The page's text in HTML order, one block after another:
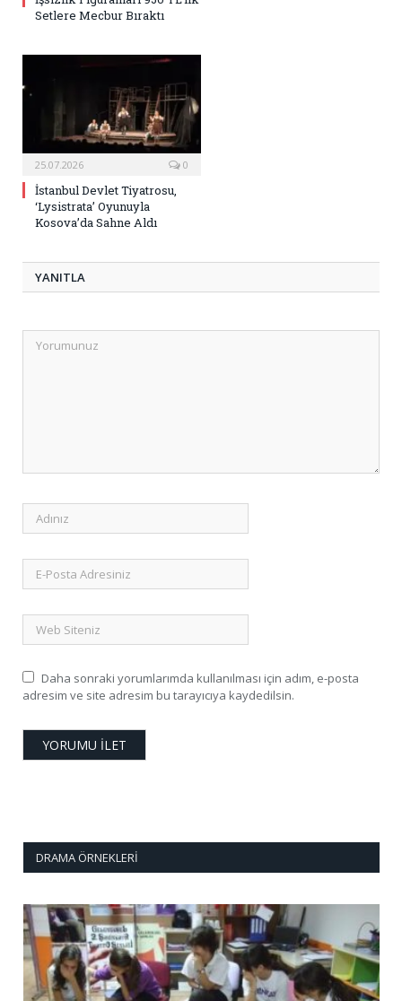
Setlere Mecbur Bıraktı
25.07.2026 0
İstanbul Devlet Tiyatrosu,
‘Lysistrata’ Oyunuyla
Kosova’da Sahne Aldı
YANITLA
Daha sonraki yorumlarımda kullanılması için adım, e-posta
adresim ve site adresim bu tarayıcıya kaydedilsin.
DRAMA ÖRNEKLERI